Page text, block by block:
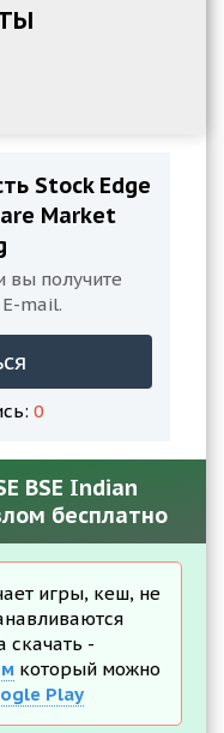
Stock Edge
Market
вы получите
mail.
0
BSE Indian
бесплатно
игры, кеш, не
скачать -
который можно
Play